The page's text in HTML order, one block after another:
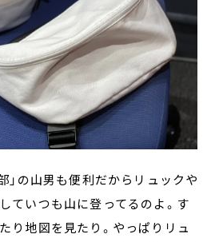
」の山男も便利だからリュックや
ていつも山に登ってるのよ。す
り地図を見たり。やっぱりリュ